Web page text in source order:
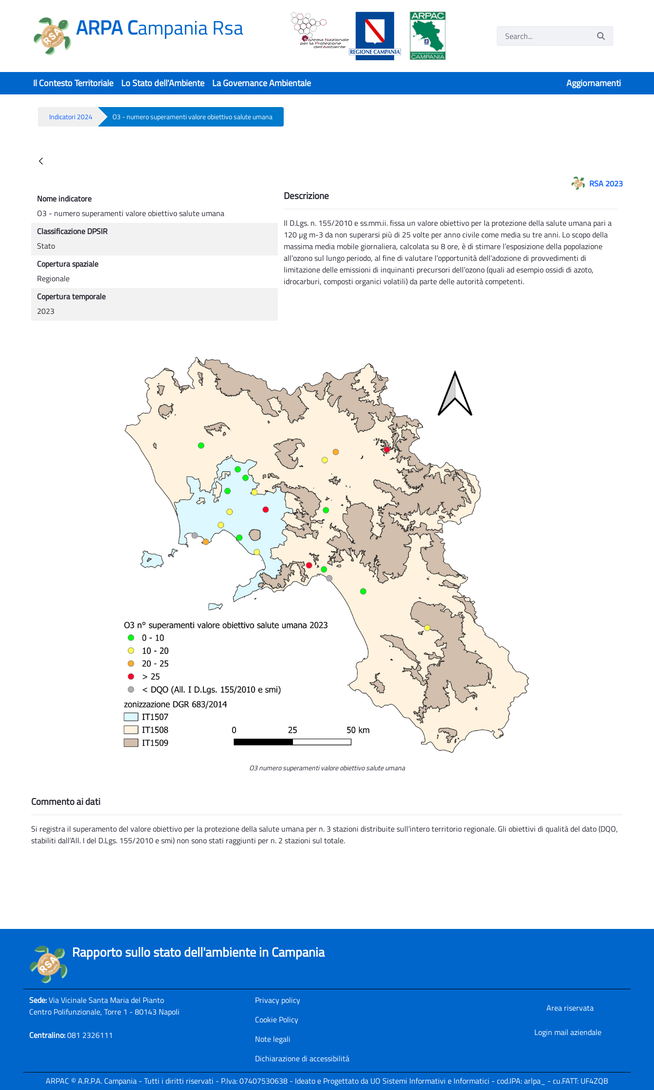
ARPA Campania Rsa
Il Contesto Territoriale Lo Stato dell'Ambiente La Governance Ambientale Aggiornamenti
Indicatori 2024 O3 - numero superamenti valore obiettivo salute umana
RSA 2023
Nome indicatore
O3 - numero superamenti valore obiettivo salute umana
Classificazione DPSIR
Stato
Copertura spaziale
Regionale
Copertura temporale
2023
Descrizione
Il D.Lgs. n. 155/2010 e ss.mm.ii. fissa un valore obiettivo per la protezione della salute umana pari a
120 µg m-3 da non superarsi più di 25 volte per anno civile come media su tre anni. Lo scopo della
massima media mobile giornaliera, calcolata su 8 ore, è di stimare l’esposizione della popolazione
all’ozono sul lungo periodo, al fine di valutare l’opportunità dell’adozione di provvedimenti di
limitazione delle emissioni di inquinanti precursori dell’ozono (quali ad esempio ossidi di azoto,
idrocarburi, composti organici volatili) da parte delle autorità competenti.
O3 numero superamenti valore obiettivo salute umana
Commento ai dati
Si registra il superamento del valore obiettivo per la protezione della salute umana per n. 3 stazioni distribuite sull’intero territorio regionale. Gli obiettivi di qualità del dato (DQO,
stabiliti dall’All. I del D.Lgs. 155/2010 e smi) non sono stati raggiunti per n. 2 stazioni sul totale.
Rapporto sullo stato dell'ambiente in Campania
Sede:Via Vicinale Santa Maria del Pianto
Centro Polifunzionale, Torre 1 - 80143 Napoli
Centralino:081 2326111
Privacy policy
Cookie Policy
Note legali
Dichiarazione di accessibilitá
Area riservata
Login mail aziendale
ARPAC © A.R.P.A. Campania - Tutti i diritti riservati - P.Iva: 07407530638 - Ideato e Progettato da UO Sistemi Informativi e Informatici - cod.IPA: arlpa_ - cu.FATT: UF4ZQB